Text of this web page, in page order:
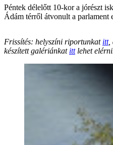
Péntek délelőtt 10-kor a jórészt
Ádám térről átvonult a parlament
Frissítés: helyszíni riportunkat itt,
készített galériánkat ittlehet